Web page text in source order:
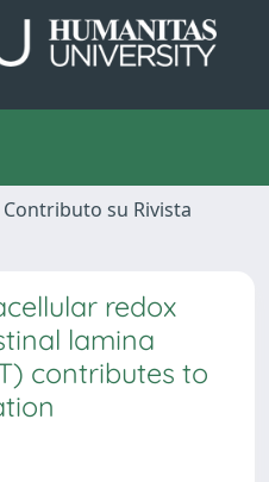
Contributo su Rivista
redox
lamina
contributes to